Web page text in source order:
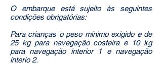
O embarque está sujeito às seguintes
condições obrigatórias:
Para crianças o peso mínimo exigido e de
25 kg para navegação costeira e 10 kg
para navegação interior 1 e navegação
interio 2.